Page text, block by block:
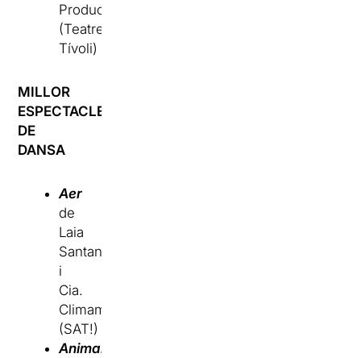
Produce)
(Teatre
Tívoli)
MILLOR
ESPECTACLE
DE
DANSA
Aer
de
Laia
Santanach
i
Cia.
Climamola
(SAT!)
Animal